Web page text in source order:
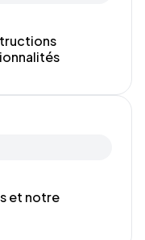
et notre